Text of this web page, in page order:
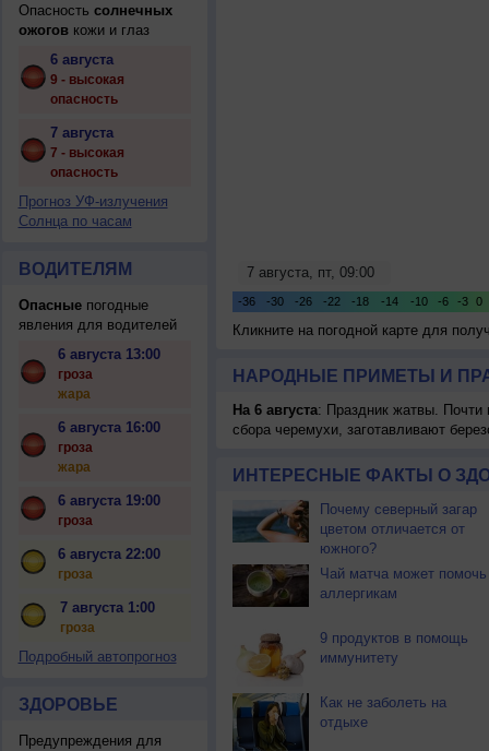
Опасность солнечных
ожоговкожи и глаз
6 августа
9 - высокая
опасность
7 августа
7 - высокая
опасность
Прогноз УФ-излучения
Солнца по часам
ВОДИТЕЛЯМ
Опасныепогодные
явления для водителей
6 августа 13:00
гроза
жара
6 августа 16:00
гроза
жара
6 августа 19:00
гроза
6 августа 22:00
гроза
7 августа 1:00
гроза
Подробный автопрогноз
ЗДОРОВЬЕ
Предупреждения для
Кликните на погодной карте для
НАРОДНЫЕ ПРИМЕТЫ И
На 6 августа: Праздник жатвы. Почти
сбора черемухи, заготавливают
ИНТЕРЕСНЫЕ ФАКТЫ О
Почему северный загар
цветом отличается от
южного?
Чай матча может помочь
аллергикам
9 продуктов в помощь
иммунитету
Как не заболеть на
отдыхе